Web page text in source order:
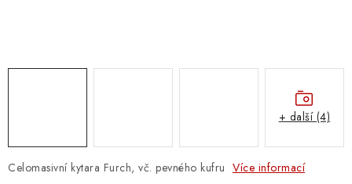
OBCHODNÍ PODMÍNKY
Celomasivní kytara Furch, vč. pevného kufru Více informací
+ další (4)